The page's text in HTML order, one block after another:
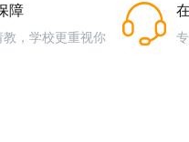
障
教，学校更重视你